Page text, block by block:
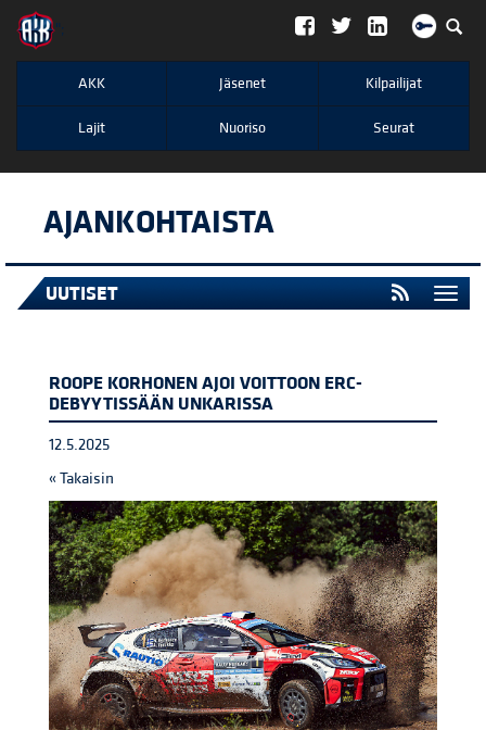
";
AKK Jäsenet Kilpailijat
Lajit Nuoriso Seurat
AJANKOHTAISTA
UUTISET
ROOPE KORHONEN AJOI VOITTOON ERC-
DEBYYTISSÄÄN UNKARISSA
12.5.2025
« Takaisin